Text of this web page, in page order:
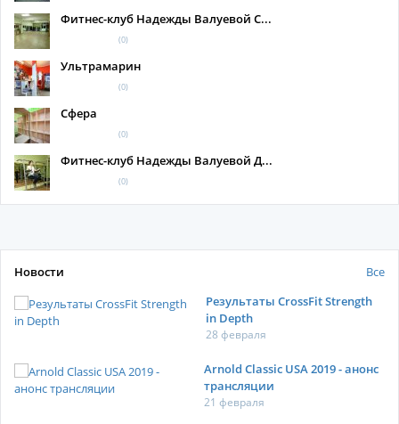
Фитнес-клуб Надежды Валуевой С...
(0)
Ультрамарин
(0)
Сфера
(0)
Фитнес-клуб Надежды Валуевой Д...
(0)
Новости
Все
Результаты CrossFit Strength
in Depth
28 февраля
Arnold Classic USA 2019 - анонс
трансляции
21 февраля